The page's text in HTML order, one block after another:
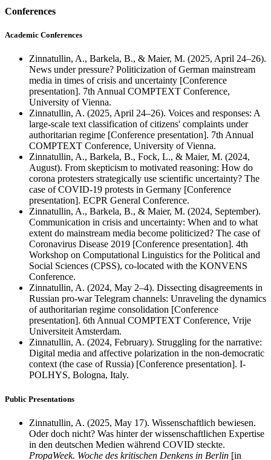
Conferences
Academic Conferences
Zinnatullin, A., Barkela, B., & Maier, M. (2025, April 24–26).
News under pressure? Politicization of German mainstream
media in times of crisis and uncertainty [Conference
presentation]. 7th Annual COMPTEXT Conference,
University of Vienna.
Zinnatullin, A. (2025, April 24–26). Voices and responses: A
large-scale text classification of citizens' complaints under
authoritarian regime [Conference presentation]. 7th Annual
COMPTEXT Conference, University of Vienna.
Zinnatullin, A., Barkela, B., Fock, L., & Maier, M. (2024,
August). From skepticism to motivated reasoning: How do
corona protesters strategically use scientific uncertainty? The
case of COVID-19 protests in Germany [Conference
presentation]. ECPR General Conference.
Zinnatullin, A., Barkela, B., & Maier, M. (2024, September).
Communication in crisis and uncertainty: When and to what
extent do mainstream media become politicized? The case of
Coronavirus Disease 2019 [Conference presentation]. 4th
Workshop on Computational Linguistics for the Political and
Social Sciences (CPSS), co-located with the KONVENS
Conference.
Zinnatullin, A. (2024, May 2–4). Dissecting disagreements in
Russian pro-war Telegram channels: Unraveling the dynamics
of authoritarian regime consolidation [Conference
presentation]. 6th Annual COMPTEXT Conference, Vrije
Universiteit Amsterdam.
Zinnatullin, A. (2024, February). Struggling for the narrative:
Digital media and affective polarization in the non-democratic
context (the case of Russia) [Conference presentation]. I-
POLHYS, Bologna, Italy.
Public Presentations
Zinnatullin, A. (2025, May 17). Wissenschaftlich bewiesen.
Oder doch nicht? Was hinter der wissenschaftlichen Expertise
in den deutschen Medien während COVID steckte.
PropaWeek. Woche des kritischen Denkens in Berlin [in